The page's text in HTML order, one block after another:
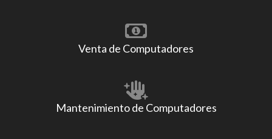
Venta de Computadores
Mantenimiento de Computadores